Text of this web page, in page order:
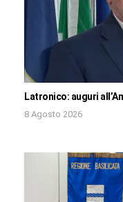
Latronico: auguri
8 Agosto 2026